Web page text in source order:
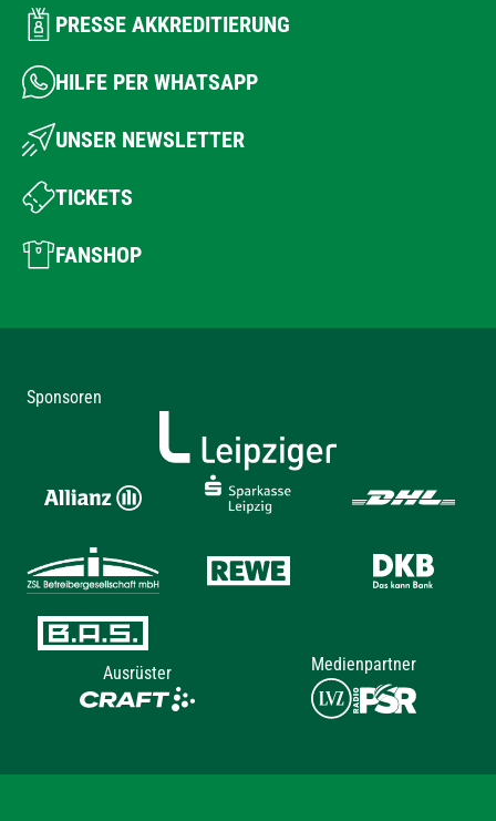
PRESSE AKKREDITIERUNG
HILFE PER WHATSAPP
UNSER NEWSLETTER
TICKETS
FANSHOP
Sponsoren
Ausrüster Medienpartner